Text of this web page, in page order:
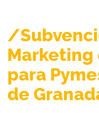
/
Marketing
para
de